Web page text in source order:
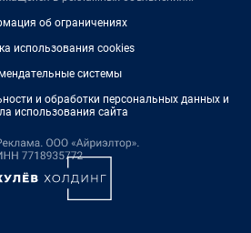
об ограничениях
использования cookies
системы
и обработки персональных данных и
использования сайта